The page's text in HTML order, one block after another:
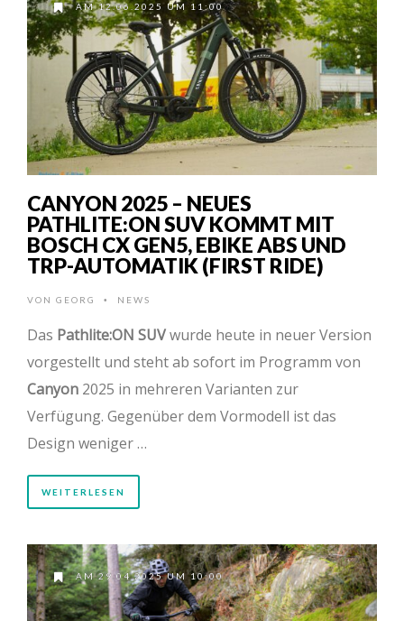
AM 12.06.2025 UM 11:00
CANYON 2025 – NEUES
PATHLITE:ON SUV KOMMT MIT
BOSCH CX GEN5, EBIKE ABS UND
TRP-AUTOMATIK (FIRST RIDE)
VON GEORG • NEWS
Das Pathlite:ON SUVwurde heute in neuer Version
vorgestellt und steht ab sofort im Programm von
Canyon 2025 in mehreren Varianten zur
Verfügung. Gegenüber dem Vormodell ist das
Design weniger …
WEITERLESEN
AM 29.04.2025 UM 10:00